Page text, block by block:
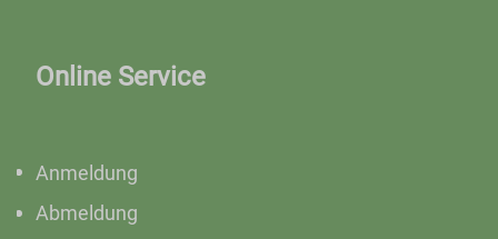
Online Service
Anmeldung
Abmeldung